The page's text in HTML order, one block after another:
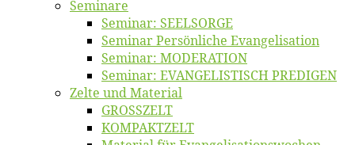
Se­mi­na­re
Se­mi­nar: SEELSORGE
Se­mi­nar Per­sön­li­che Evangelisation
Se­mi­nar: MODERATION
Se­mi­nar: EVANGELISTISCH PREDIGEN
Zel­te und Material
GROSSZELT
KOMPAKTZELT